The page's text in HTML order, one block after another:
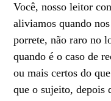
Você, nosso leitor
aliviamos quando
porrete, não raro no
quando é o caso de
ou mais certos do
que o sujeito, depois